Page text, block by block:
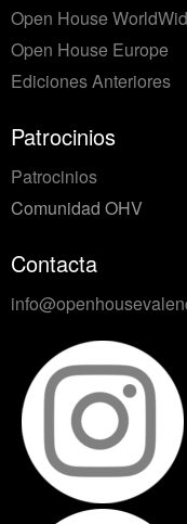
Open House
Open House Europe
Ediciones Anteriores
Patrocinios
Patrocinios
Comunidad OHV
Contacta